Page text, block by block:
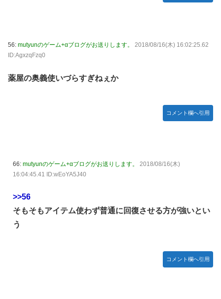
56: mutyunのゲーム+αブログがお送りします。
2018/08/16(木) 16:02:25.62
ID:AgxzqFzq0
薬屋の奥義使いづらすぎねぇか
コメント欄へ引用
66: mutyunのゲーム+αブログがお送りします。
2018/08/16(木)
16:04:45.41 ID:wEoYA5J40
>>56
そもそもアイテム使わず普通に回復させる方が強いとい
う
コメント欄へ引用